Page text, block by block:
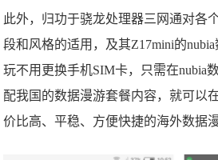
此外，归功于骁龙处理器三网通对各
段和风格的适用，及其Z17mini的
玩不用更换手机SIM卡，只需在nubia
配我国的数据漫游套餐内容，就可以
价比高、平稳、方便快捷的海外数据